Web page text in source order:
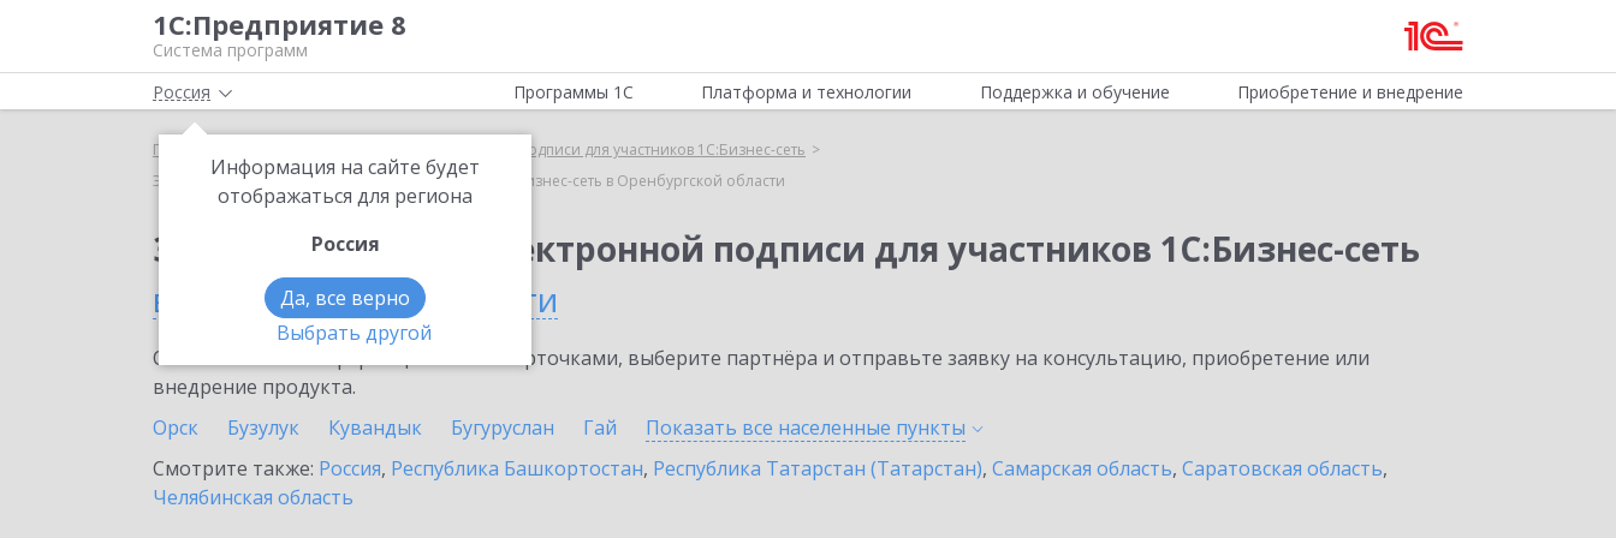
1С:Предприятие 8
Система программ
Россия
Информация на сайте будет
отображаться для региона
Россия
Да, все верно
Выбрать другой
Программы 1С Платформа и технологии Поддержка и обучение Приобретение и внедрение
Главная
ЭДО без электронной подписи для участников 1С:Бизнес-сеть
ЭДО без электронной подписи для участников 1С:Бизнес-сеть в Оренбургской области
Заказать ЭДО без электронной подписи для участников 1С:Бизнес-сеть
в Оренбургской области
Ознакомьтесь с информационными карточками, выберите партнёра и отправьте заявку на консультацию, приобретение или
внедрение продукта.
Орск
Бузулук Кувандык Бугуруслан Гай Показать все населенные пункты
Смотрите также: Россия, Республика Башкортостан, Республика Татарстан (Татарстан), Самарская область, Саратовская область,
Челябинская область